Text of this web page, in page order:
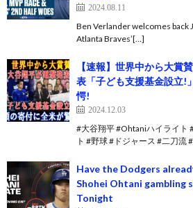
2024.08.11
Ben Verlander welcomes back
Atlanta Braves’[…]
【速報】世界中から大賞
表「子ども支援基金設立!
愕!
2024.12.03
#大谷翔平 #Ohtaniハイライト
ト #野球 #ドジャース #二刀
Have the Dodgers
Shohei Ohtani gambling
Tonight